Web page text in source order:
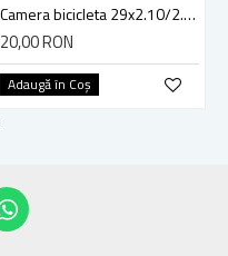
Camera bicicleta 29x2.10/2.25 (valva lunga - 48mm) Vee Rubber
20,00 RON
Adaugă în Coş